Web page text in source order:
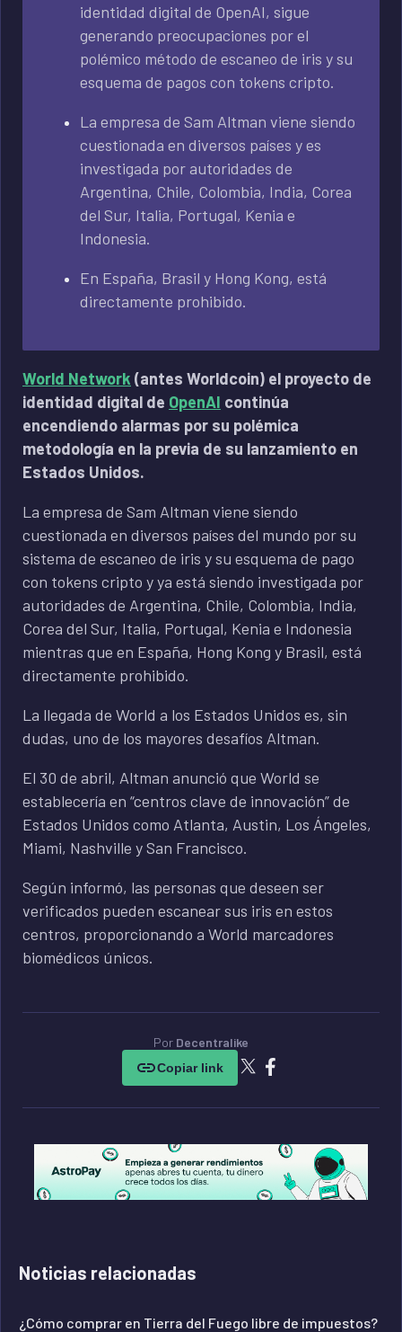
identidad digital de OpenAI, sigue
generando preocupaciones por el
polémico método de escaneo de iris y su
esquema de pagos con tokens cripto.
La empresa de Sam Altman viene siendo
cuestionada en diversos países y es
investigada por autoridades de
Argentina, Chile, Colombia, India, Corea
del Sur, Italia, Portugal, Kenia e
Indonesia.
En España, Brasil y Hong Kong, está
directamente prohibido.
World Network (antes Worldcoin) el proyecto de
identidad digital de OpenAI continúa
encendiendo alarmas por su polémica
metodología en la previa de su lanzamiento en
Estados Unidos.
La empresa de Sam Altman viene siendo
cuestionada en diversos países del mundo por su
sistema de escaneo de iris y su esquema de pago
con tokens cripto y ya está siendo investigada por
autoridades de Argentina, Chile, Colombia, India,
Corea del Sur, Italia, Portugal, Kenia e Indonesia
mientras que en España, Hong Kong y Brasil, está
directamente prohibido.
La llegada de World a los Estados Unidos es, sin
dudas, uno de los mayores desafíos Altman.
El 30 de abril, Altman anunció que World se
establecería en “centros clave de innovación” de
Estados Unidos como Atlanta, Austin, Los Ángeles,
Miami, Nashville y San Francisco.
Según informó, las personas que deseen ser
verificados pueden escanear sus iris en estos
centros, proporcionando a World marcadores
biomédicos únicos.
Por Decentralike
Copiar link
Noticias relacionadas
¿Cómo comprar en Tierra del Fuego libre de impuestos?